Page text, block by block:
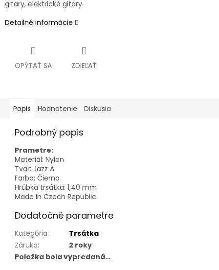
gitary, elektrické gitary.
Detailné informácie
OPÝTAŤ SA ZDIEĽAŤ
Popis Hodnotenie Diskusia
Podrobný popis
Prametre:
Materiál: Nylon
Tvar: Jazz A
Farba: Čierna
Hrúbka trsátka: 1,40 mm
Made in Czech Republic
Dodatočné parametre
Kategória:
Trsátka
Záruka:
2 roky
Položka bola vypredaná…